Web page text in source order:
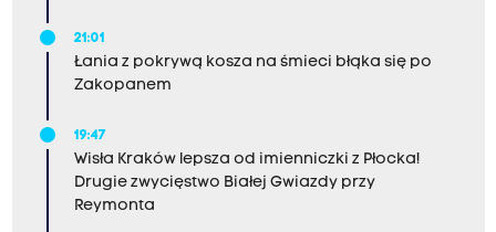
21:01
Łania z pokrywą kosza na śmieci błąka się po
Zakopanem
19:47
Wisła Kraków lepsza od imienniczki z Płocka!
Drugie zwycięstwo Białej Gwiazdy przy
Reymonta